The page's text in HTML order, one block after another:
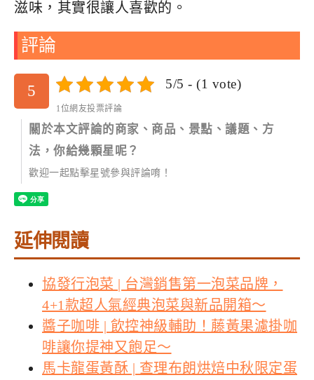
滋味，其實很讓人喜歡的。
評論
5 5/5 - (1 vote)
1位網友投票評論
關於本文評論的商家、商品、景點、議題、方
法，你給幾顆星呢？
歡迎一起點擊星號參與評論唷！
延伸閱讀
協發行泡菜 | 台灣銷售第一泡菜品牌，
4+1款超人氣經典泡菜與新品開箱～
醬子咖啡 | 飲控神級輔助！藤黃果濾掛咖
啡讓你提神又飽足～
馬卡龍蛋黃酥 | 查理布朗烘焙中秋限定蛋